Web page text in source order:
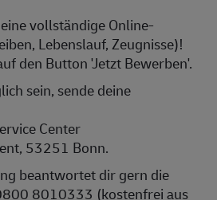
vollständige Online-
Lebenslauf, Zeugnisse)!
den Button 'Jetzt Bewerben'.
sein, sende deine
Center
53251 Bonn.
beantwortet dir gern die
8010333 (kostenfrei aus